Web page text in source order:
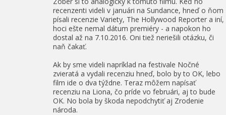
recenzenti videli v januári na Sundance, hneď o ňom
písali recenzie Variety, The Hollywood Reporter a iní,
hoci ešte nemal dátum premiéry - a napokon ho
dostal až na 7.10.2016. Oni tiež neriešili otázku, či
naň čakať.
Ak by sme videli napríklad na festivale Nočné
zvieratá a vydali recenziu hneď, bolo by to OK, lebo
film ide o dva týždne. Teraz môžem napísať
recenziu na Liona, čo príde vo februári, aj to bude
OK. No bola by škoda nepodchytiť aj Zrodenie
národa.